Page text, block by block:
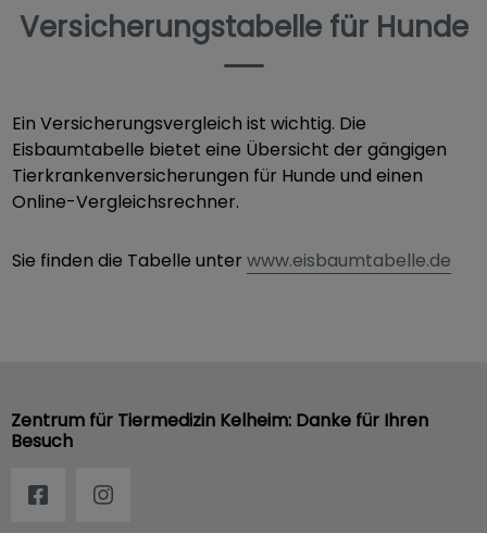
Versicherungstabelle für Hunde
Ein Versicherungsvergleich ist wichtig. Die
Eisbaumtabelle bietet eine Übersicht der gängigen
Tierkrankenversicherungen für Hunde und einen
Online-Vergleichsrechner.
Sie finden die Tabelle unter www.eisbaumtabelle.de
Zentrum für Tiermedizin Kelheim: Danke für Ihren
Besuch